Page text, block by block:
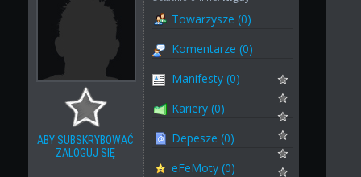
ABY SUBSKRYBOWAĆ
ZALOGUJ SIĘ
Towarzysze (0)
Komentarze (0)
Manifesty (0)
Kariery (0)
Depesze (0)
eFeMoty (0)